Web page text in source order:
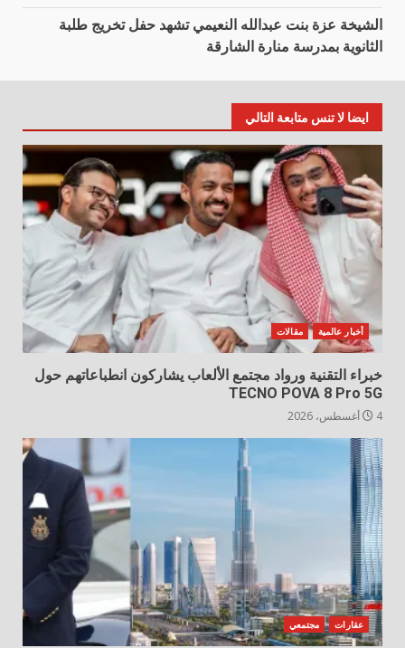
الشيخة عزة بنت عبدالله النعيمي تشهد حفل تخريج طلبة
الثانوية بمدرسة منارة الشارقة
ايضا لا تنس متابعة التالي
أخبار عالمية مقالات
خبراء التقنية ورواد مجتمع الألعاب يشاركون انطباعاتهم حول
TECNO POVA 8 Pro 5G
4 أغسطس، 2026
عقارات مجتمعي